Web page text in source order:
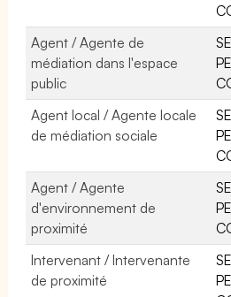
Agent / Agente de
médiation dans l'espace
public
Agent local / Agente locale
de médiation sociale
Agent / Agente
d'environnement de
proximité
Intervenant / Intervenante
de proximité